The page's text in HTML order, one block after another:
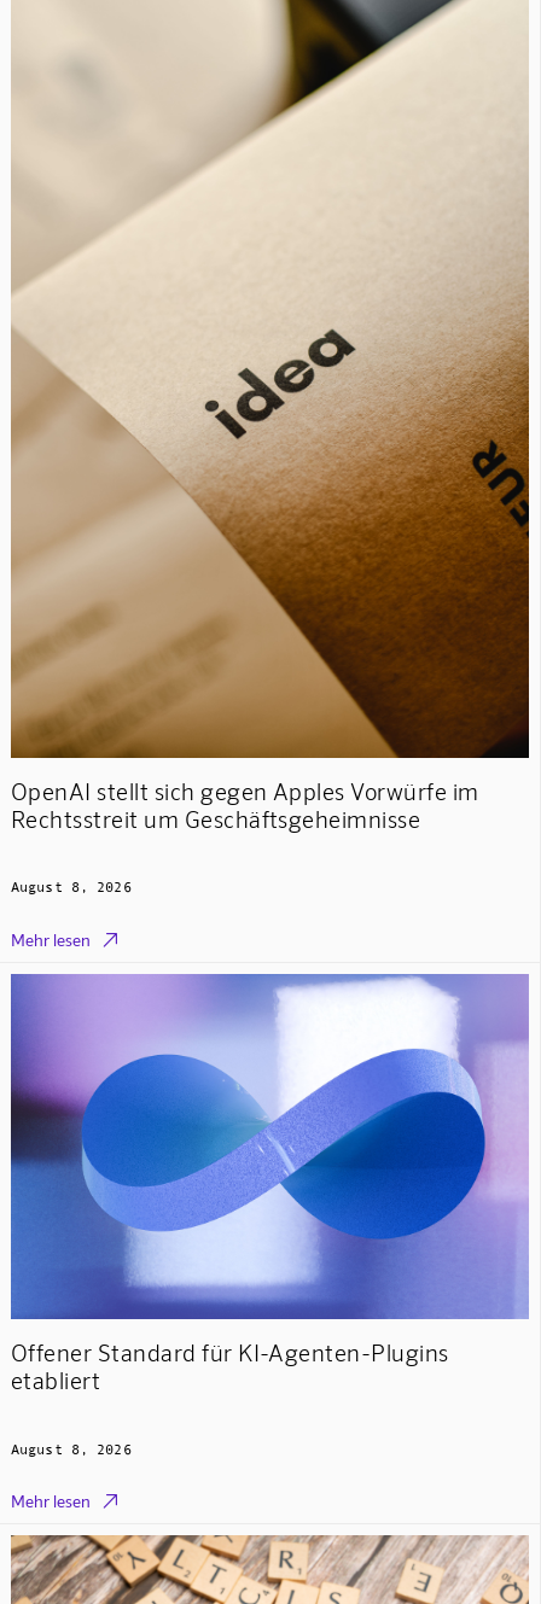
OpenAI stellt sich gegen Apples Vorwürfe im
Rechtsstreit um Geschäftsgeheimnisse
August 8, 2026
Mehr lesen 
Offener Standard für KI-Agenten-Plugins
etabliert
August 8, 2026
Mehr lesen 